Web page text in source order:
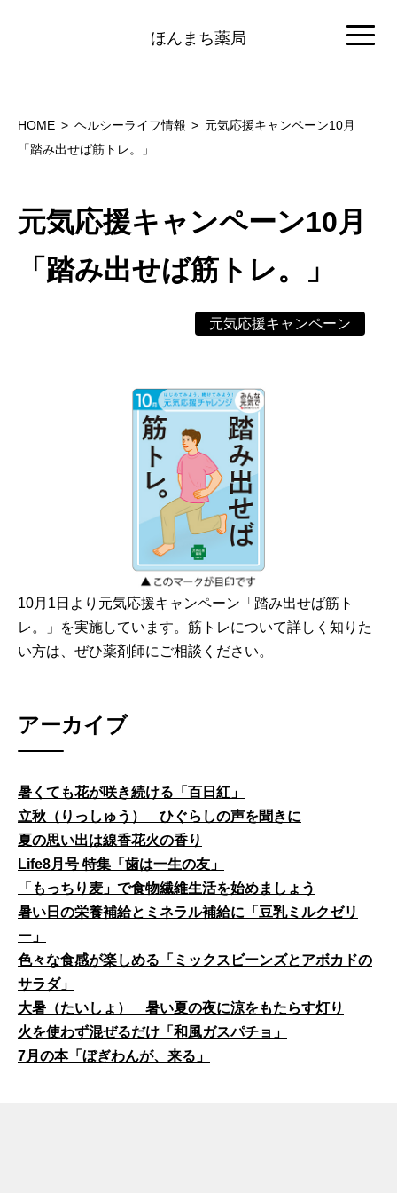
ほんまち薬局
HOME ヘルシーライフ情報
元気応援キャンペーン10月
「踏み出せば筋トレ。」
元気応援キャンペーン10月
「踏み出せば筋トレ。」
元気応援キャンペーン
10月1日より元気応援キャンペーン「踏み出せば筋ト
レ。」を実施しています。筋トレについて詳しく知りた
い方は、ぜひ薬剤師にご相談ください。
アーカイブ
暑くても花が咲き続ける「百日紅」
立秋（りっしゅう） ひぐらしの声を聞きに
夏の思い出は線香花火の香り
Life8月号 特集「歯は一生の友」
「もっちり麦」で食物繊維生活を始めましょう
暑い日の栄養補給とミネラル補給に「豆乳ミルクゼリ
ー」
色々な食感が楽しめる「ミックスビーンズとアボカドの
サラダ」
大暑（たいしょ） 暑い夏の夜に涼をもたらす灯り
火を使わず混ぜるだけ「和風ガスパチョ」
7月の本「ぼぎわんが、来る」